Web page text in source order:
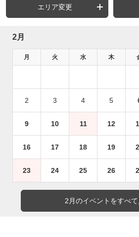
エリア変更
2月
月 火 水 木
2 3 4 5
9 10 11 12
16 17 18 19
23 24 25 26
2月のイベントをすべて